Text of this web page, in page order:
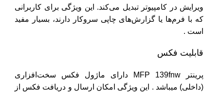
ویرایش در کامپیوتر تبدیل می‌کند. این ویژگی برای کاربرانی
که با فرم‌ها یا گزارش‌های چاپی سروکار دارند، بسیار مفید
است .
قابلیت فکس
پرینتر MFP 139fnw دارای ماژول فکس سخت‌افزاری
(داخلی) میباشد . این ویژگی امکان ارسال و دریافت فکس از